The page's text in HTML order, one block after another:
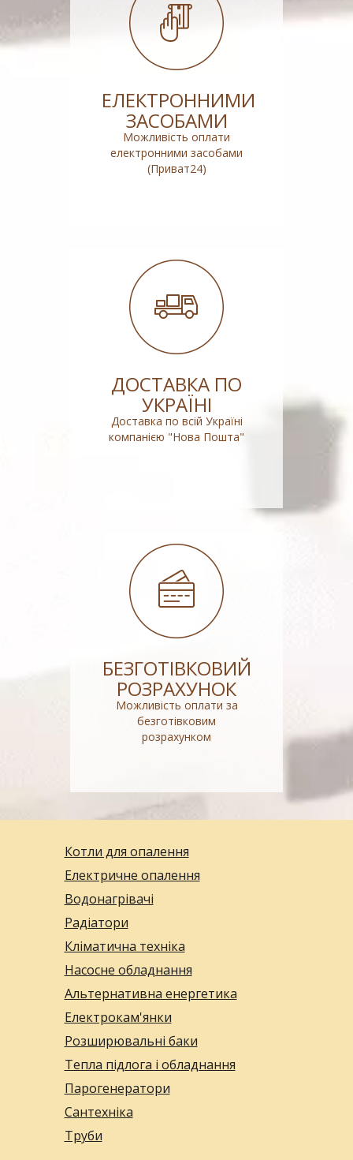
ЕЛЕКТРОННИМИ
ЗАСОБАМИ
Можливість оплати
електронними засобами
(Приват24)
ДОСТАВКА ПО
УКРАЇНІ
Доставка по всій Україні
компанією "Нова Пошта"
БЕЗГОТІВКОВИЙ
РОЗРАХУНОК
Можливість оплати за
безготівковим
розрахунком
Котли для опалення
Електричне опалення
Водонагрівачі
Радіатори
Кліматична техніка
Насосне обладнання
Альтернативна енергетика
Електрокам'янки
Розширювальні баки
Тепла підлога і обладнання
Парогенератори
Сантехніка
Труби